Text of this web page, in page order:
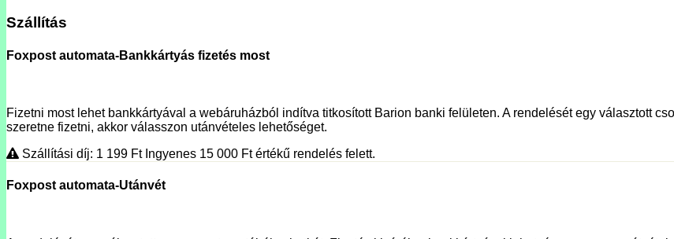
Szállítás
Foxpost automata-Bankkártyás fizetés most
Fizetni most lehet bankkártyával a webáruházból indítva titkosított Barion banki felületen. A rendelését egy választott
szeretne fizetni, akkor válasszon utánvételes lehetőséget.
Szállítási díj: 1 199 Ft Ingyenes 15 000 Ftértékű rendelés felett.
Foxpost automata-Utánvét